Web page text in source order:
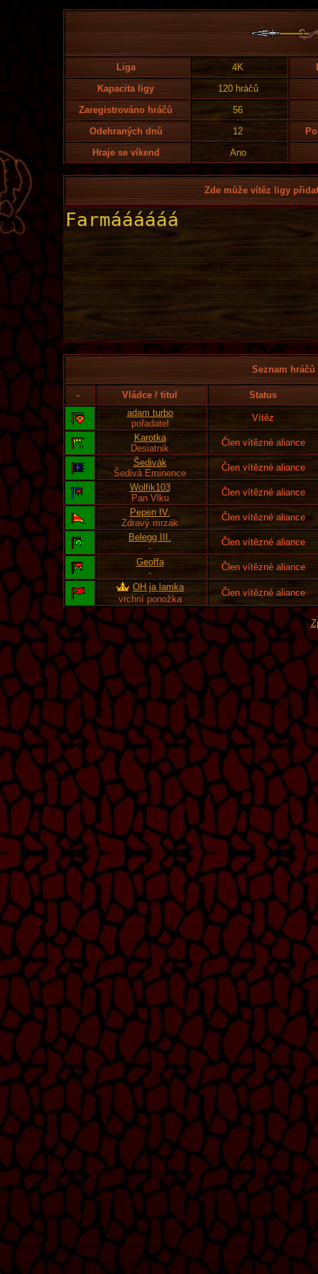
Liga 4K
Kapacita ligy
120 hráčů
Zaregistrováno hráčů
56
Odehraných dnů
12
Hraje se víkend
Ano
Zde může vítěz ligy
Seznam
- Vládce / titul
Status
adam turbo
pořadatel
Vítěz
Karotka
Desiatnik
Člen vítězné aliance
Šedivák
Šedivá Eminence
Člen vítězné aliance
Wolfik103
Pan Vlku
Člen vítězné aliance
Pepen IV.
Zdravý mrzák
Člen vítězné aliance
Belegg III.
-
Člen vítězné aliance
Geoffa
-
Člen vítězné aliance
OH ja lamka
vrchní ponožka
Člen vítězné aliance